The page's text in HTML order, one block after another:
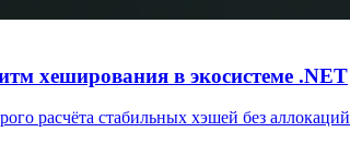
хеширования в экосистеме .NET
расчёта стабильных хэшей без аллокаций